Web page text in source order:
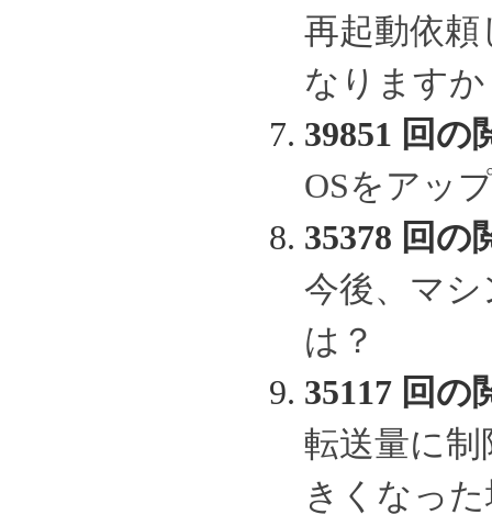
再起動依
なりますか
39851 回の
OSをアッ
35378 回の
今後、マ
は？
35117 回の
転送量に
きくなっ